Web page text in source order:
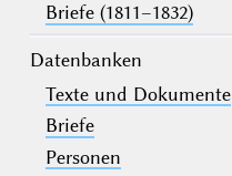
Briefe (1811–1832)
Datenbanken
Texte und Dokumente
Briefe
Personen